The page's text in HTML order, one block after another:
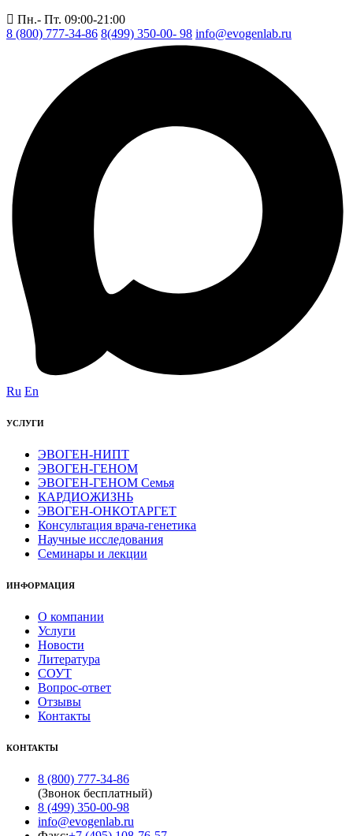
Пн.- Пт. 09:00-21:00
8 (800) 777-34-86 8(499) 350-00- 98 info@evogenlab.ru
Ru En
УСЛУГИ
ЭВОГЕН-НИПТ
ЭВОГЕН-ГЕНОМ
ЭВОГЕН-ГЕНОМ Семья
КАРДИОЖИЗНЬ
ЭВОГЕН-ОНКОТАРГЕТ
Консультация врача-генетика
Научные исследования
Семинары и лекции
ИНФОРМАЦИЯ
О компании
Услуги
Новости
Литература
СОУТ
Вопрос-ответ
Отзывы
Контакты
КОНТАКТЫ
8 (800) 777-34-86
(Звонок бесплатный)
8 (499) 350-00-98
info@evogenlab.ru